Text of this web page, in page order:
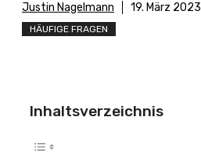
Justin Nagelmann 19. März 2023
HÄUFIGE FRAGEN
Inhaltsverzeichnis